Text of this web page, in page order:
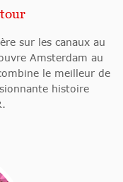
sur les canaux au
Amsterdam au
le meilleur de
histoire